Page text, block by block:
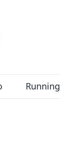
Running